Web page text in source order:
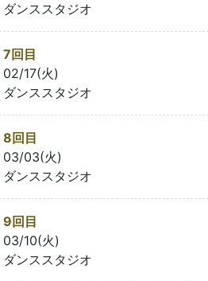
ダンススタジオ
7回目
02/17(火)
ダンススタジオ
8回目
03/03(火)
ダンススタジオ
9回目
03/10(火)
ダンススタジオ